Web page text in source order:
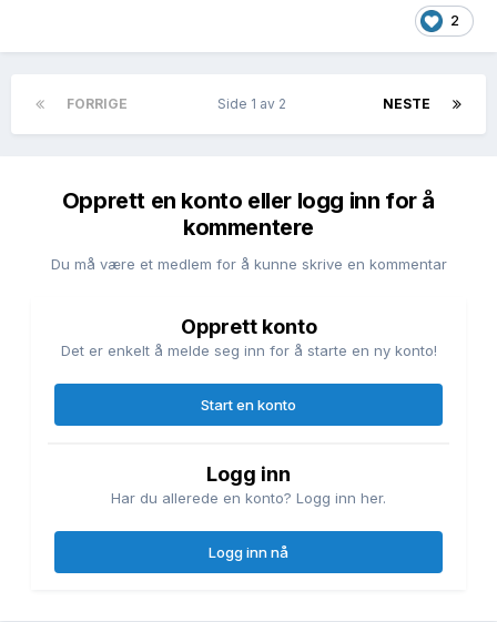
2
FORRIGE NESTE
Side 1 av 2
Opprett en konto eller logg inn for å
kommentere
Du må være et medlem for å kunne skrive en kommentar
Opprett konto
Det er enkelt å melde seg inn for å starte en ny konto!
Start en konto
Logg inn
Har du allerede en konto? Logg inn her.
Logg inn nå